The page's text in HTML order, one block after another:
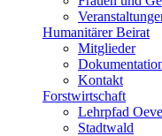
Humanitärer Beirat
Mitglieder
Kontakt
Forstwirtschaft
Lehrpfad
Stadtwald